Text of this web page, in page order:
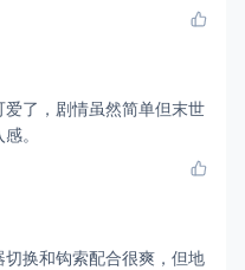
了，剧情虽然简单但末世
。
换和钩索配合很爽，但地